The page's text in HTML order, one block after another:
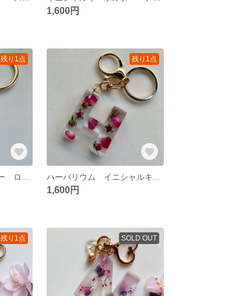
1,600円
残り1点 残り1点
1,600円
残り1点 SOLD OUT